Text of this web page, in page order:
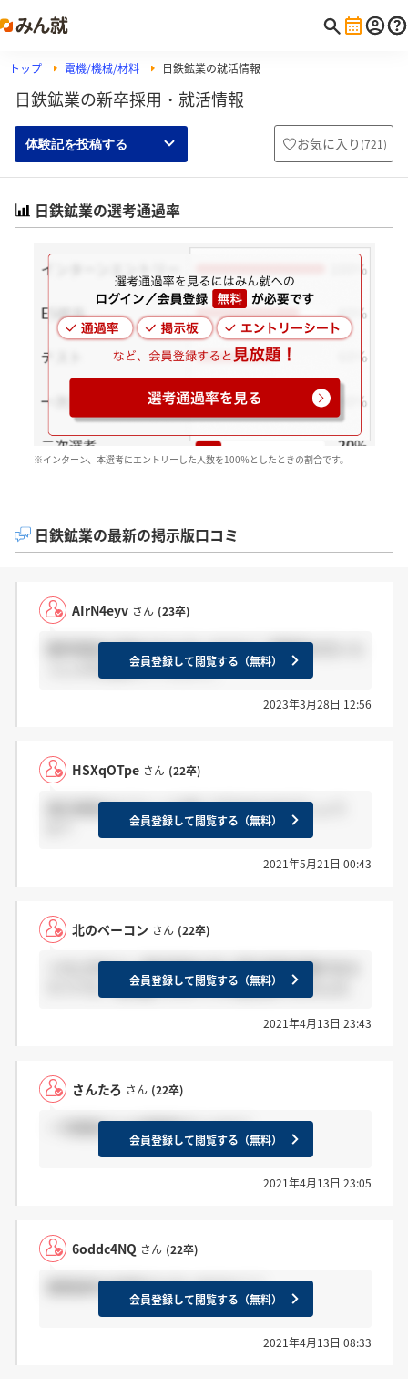
トップ 電機/機械/材料 日鉄鉱業の就活情報
日鉄鉱業の新卒採用・就活情報
体験記を投稿する お気に入り (721)
日鉄鉱業の選考通過率
※インターン、本選考にエントリーした人数を100％としたときの割合です。
日鉄鉱業の最新の掲示版口コミ
AIrN4eyv さん (23卒)
最終面接の予約された方いますか？ 事務系の方いら
っしゃれば教えてください。
会員登録して閲覧する（無料）
2023年3月28日 12:56
HSXqOTpe さん (22卒)
適正検査はどういった感じで行われるのでしょう
会員登録して閲覧する（無料）
2021年5月21日 00:43
北のベーコン さん (22卒)
＞HLLSPDさん 最終面接の前に野外調査体験がある
そうです。私は蹴ったのでその後は知りませんが。
会員登録して閲覧する（無料）
2021年4月13日 23:43
さんたろ さん (22卒)
一次面接どんな雰囲気でしたか？
会員登録して閲覧する（無料）
2021年4月13日 23:05
6oddc4NQ さん (22卒)
書類選考の結果きた方いますか？？
会員登録して閲覧する（無料）
2021年4月13日 08:33